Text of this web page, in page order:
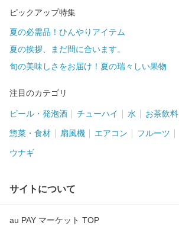
ピックアップ特集
夏の必需品！ひんやりアイテム
夏の挨拶、まだ間に合います。
旬の美味しさをお届け！夏の瑞々しい果物
注目のカテゴリ
ビール・発泡酒 チューハイ 水 お茶飲料
惣菜・食材 扇風機 エアコン フルーツ
ウナギ
サイトについて
au PAY マーケット TOP